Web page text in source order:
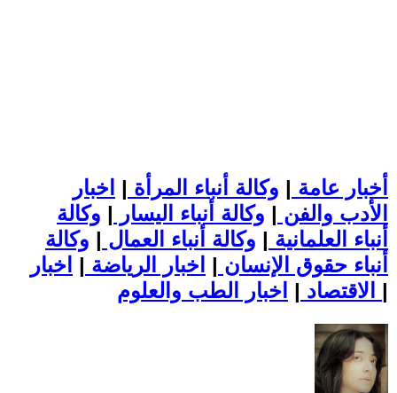
أخبار عامة | وكالة أنباء المرأة | اخبار
الأدب والفن | وكالة أنباء اليسار | وكالة
أنباء العلمانية | وكالة أنباء العمال | وكالة
أنباء حقوق الإنسان | اخبار الرياضة | اخبار
الاقتصاد | |